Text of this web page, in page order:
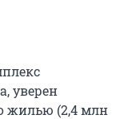
уверен
жилью (2,4 млн